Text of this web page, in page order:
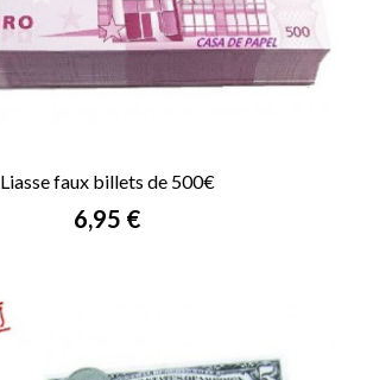
Liasse faux billets de 500€
Prix
6,95 €